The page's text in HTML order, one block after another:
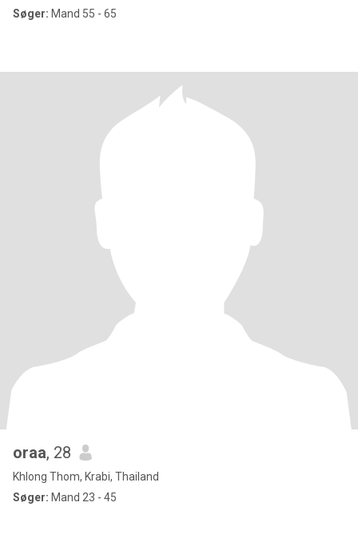
Søger: Mand 55 - 65
oraa, 28
Khlong Thom, Krabi, Thailand
Søger: Mand 23 - 45